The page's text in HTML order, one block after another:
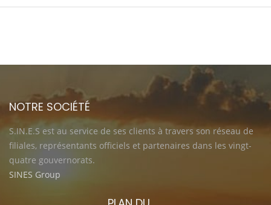
NOTRE SOCIÉTÉ
S.IN.E.S est au service de ses clients à travers son réseau de
filiales, représentants officiels et partenaires dans les vingt-
quatre gouvernorats.
SINES Group